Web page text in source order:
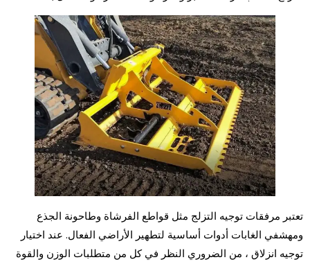
تعتبر مرفقات توجيه التزلج مثل قواطع الفرشاة وطاحونة الجذع
ومهشفي الغابات أدوات أساسية لتطهير الأراضي الفعال. عند اختيار
توجيه انزلاق ، من الضروري النظر في كل من متطلبات الوزن والقوة